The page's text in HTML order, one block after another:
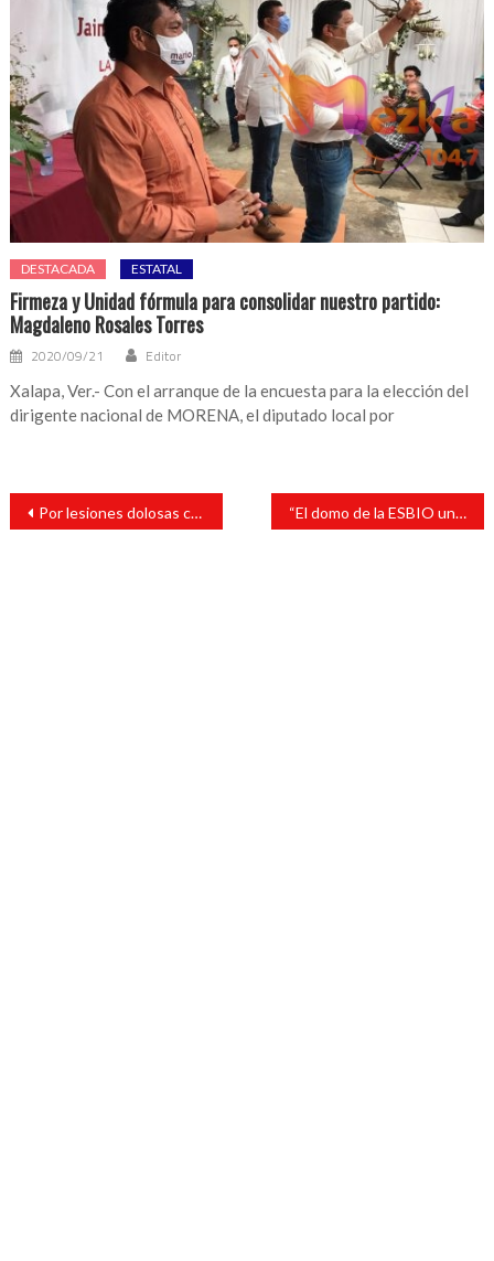
DESTACADA ESTATAL
Firmeza y Unidad fórmula para consolidar nuestro partido:
Magdaleno Rosales Torres
2020/09/21 Editor
Xalapa, Ver.- Con el arranque de la encuesta para la elección del
dirigente nacional de MORENA, el diputado local por
Navegación
entradas
Por lesiones dolosas calificadas procede imputación de tres personas “El domo de la ESBIO una labor titánica, pero que la institución y los sanandrescanos se merecen”: Tavo Pérez